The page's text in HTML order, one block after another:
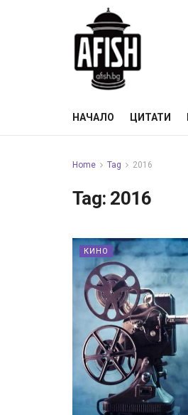
НАЧАЛО ЦИТАТИ
Home Tag 2016
Tag: 2016
КИНО